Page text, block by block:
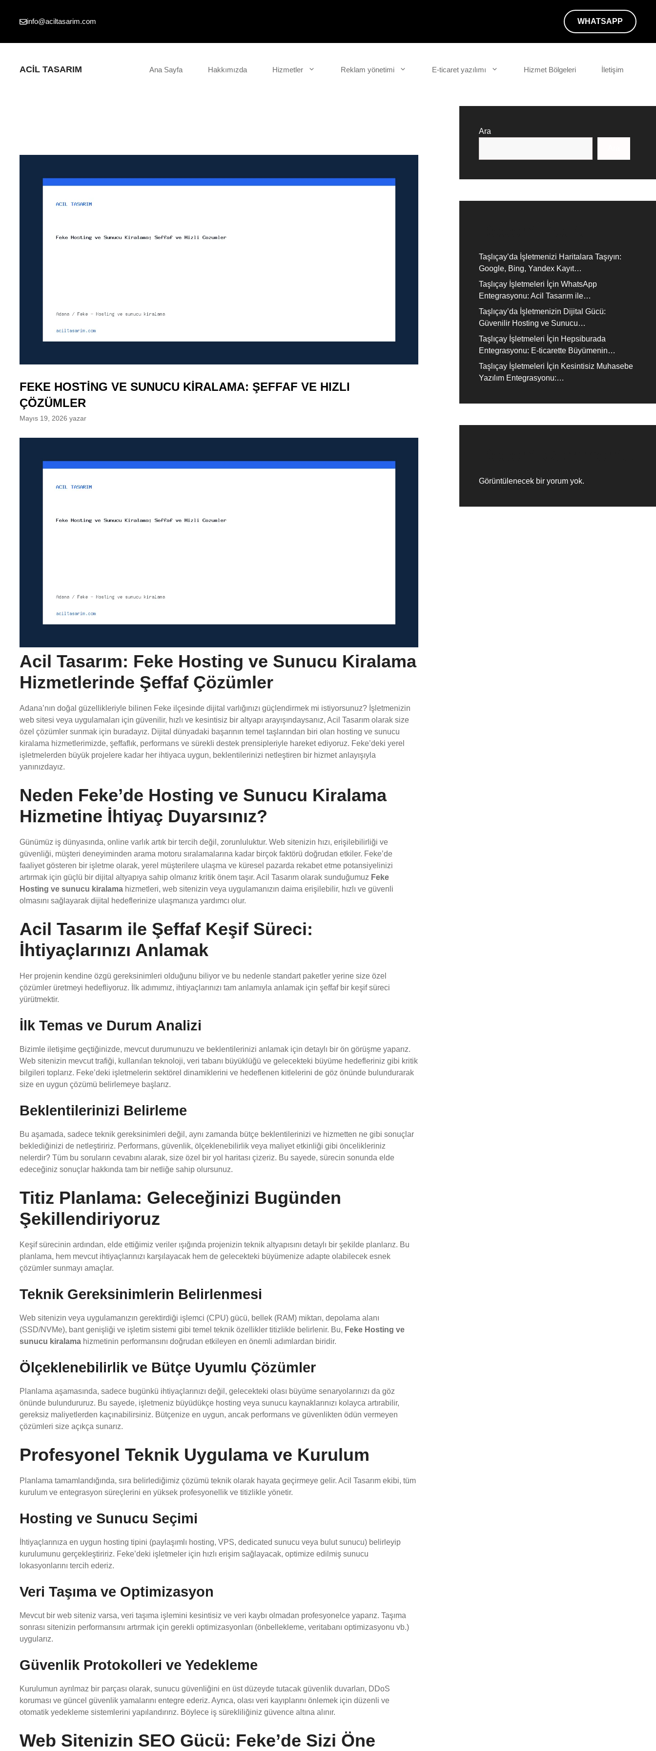
info@aciltasarim.com WHATSAPP
ACIL TASARIM Ana Sayfa Hakkımızda Hizmetler Reklam yönetimi E-ticaret yazılımı Hizmet Bölgeleri İletişim
FEKE HOSTING VE SUNUCU KIRALAMA: ŞEFFAF VE HIZLI
ÇÖZÜMLER
Mayıs 19, 2026 yazar
Acil Tasarım: Feke Hosting ve Sunucu Kiralama
Hizmetlerinde Şeffaf Çözümler
Adana’nın doğal güzellikleriyle bilinen Feke ilçesinde dijital varlığınızı güçlendirmek mi istiyorsunuz? İşletmenizin
web sitesi veya uygulamaları için güvenilir, hızlı ve kesintisiz bir altyapı arayışındaysanız, Acil Tasarım olarak size
özel çözümler sunmak için buradayız. Dijital dünyadaki başarının temel taşlarından biri olan hosting ve sunucu
kiralama hizmetlerimizde, şeffaflık, performans ve sürekli destek prensipleriyle hareket ediyoruz. Feke’deki yerel
işletmelerden büyük projelere kadar her ihtiyaca uygun, beklentilerinizi netleştiren bir hizmet anlayışıyla
yanınızdayız.
Neden Feke’de Hosting ve Sunucu Kiralama
Hizmetine İhtiyaç Duyarsınız?
Günümüz iş dünyasında, online varlık artık bir tercih değil, zorunluluktur. Web sitenizin hızı, erişilebilirliği ve
güvenliği, müşteri deneyiminden arama motoru sıralamalarına kadar birçok faktörü doğrudan etkiler. Feke’de
faaliyet gösteren bir işletme olarak, yerel müşterilere ulaşma ve küresel pazarda rekabet etme potansiyelinizi
artırmak için güçlü bir dijital altyapıya sahip olmanız kritik önem taşır. Acil Tasarım olarak sunduğumuz Feke
Hosting ve sunucu kiralama hizmetleri, web sitenizin veya uygulamanızın daima erişilebilir, hızlı ve güvenli
olmasını sağlayarak dijital hedeflerinize ulaşmanıza yardımcı olur.
Acil Tasarım ile Şeffaf Keşif Süreci:
İhtiyaçlarınızı Anlamak
Her projenin kendine özgü gereksinimleri olduğunu biliyor ve bu nedenle standart paketler yerine size özel
çözümler üretmeyi hedefliyoruz. İlk adımımız, ihtiyaçlarınızı tam anlamıyla anlamak için şeffaf bir keşif süreci
yürütmektir.
İlk Temas ve Durum Analizi
Bizimle iletişime geçtiğinizde, mevcut durumunuzu ve beklentilerinizi anlamak için detaylı bir ön görüşme yaparız.
Web sitenizin mevcut trafiği, kullanılan teknoloji, veri tabanı büyüklüğü ve gelecekteki büyüme hedefleriniz gibi kritik
bilgileri toplarız. Feke’deki işletmelerin sektörel dinamiklerini ve hedeflenen kitlelerini de göz önünde bulundurarak
size en uygun çözümü belirlemeye başlarız.
Beklentilerinizi Belirleme
Bu aşamada, sadece teknik gereksinimleri değil, aynı zamanda bütçe beklentilerinizi ve hizmetten ne gibi sonuçlar
beklediğinizi de netleştiririz. Performans, güvenlik, ölçeklenebilirlik veya maliyet etkinliği gibi öncelikleriniz
nelerdir? Tüm bu soruların cevabını alarak, size özel bir yol haritası çizeriz. Bu sayede, sürecin sonunda elde
edeceğiniz sonuçlar hakkında tam bir netliğe sahip olursunuz.
Titiz Planlama: Geleceğinizi Bugünden
Şekillendiriyoruz
Keşif sürecinin ardından, elde ettiğimiz veriler ışığında projenizin teknik altyapısını detaylı bir şekilde planlarız. Bu
planlama, hem mevcut ihtiyaçlarınızı karşılayacak hem de gelecekteki büyümenize adapte olabilecek esnek
çözümler sunmayı amaçlar.
Teknik Gereksinimlerin Belirlenmesi
Web sitenizin veya uygulamanızın gerektirdiği işlemci (CPU) gücü, bellek (RAM) miktarı, depolama alanı
(SSD/NVMe), bant genişliği ve işletim sistemi gibi temel teknik özellikler titizlikle belirlenir. Bu, Feke Hosting ve
sunucu kiralama hizmetinin performansını doğrudan etkileyen en önemli adımlardan biridir.
Ölçeklenebilirlik ve Bütçe Uyumlu Çözümler
Planlama aşamasında, sadece bugünkü ihtiyaçlarınızı değil, gelecekteki olası büyüme senaryolarınızı da göz
önünde bulundururuz. Bu sayede, işletmeniz büyüdükçe hosting veya sunucu kaynaklarınızı kolayca artırabilir,
gereksiz maliyetlerden kaçınabilirsiniz. Bütçenize en uygun, ancak performans ve güvenlikten ödün vermeyen
çözümleri size açıkça sunarız.
Profesyonel Teknik Uygulama ve Kurulum
Planlama tamamlandığında, sıra belirlediğimiz çözümü teknik olarak hayata geçirmeye gelir. Acil Tasarım ekibi, tüm
kurulum ve entegrasyon süreçlerini en yüksek profesyonellik ve titizlikle yönetir.
Hosting ve Sunucu Seçimi
İhtiyaçlarınıza en uygun hosting tipini (paylaşımlı hosting, VPS, dedicated sunucu veya bulut sunucu) belirleyip
kurulumunu gerçekleştiririz. Feke’deki işletmeler için hızlı erişim sağlayacak, optimize edilmiş sunucu
lokasyonlarını tercih ederiz.
Veri Taşıma ve Optimizasyon
Mevcut bir web siteniz varsa, veri taşıma işlemini kesintisiz ve veri kaybı olmadan profesyonelce yaparız. Taşıma
sonrası sitenizin performansını artırmak için gerekli optimizasyonları (önbellekleme, veritabanı optimizasyonu vb.)
uygularız.
Güvenlik Protokolleri ve Yedekleme
Kurulumun ayrılmaz bir parçası olarak, sunucu güvenliğini en üst düzeyde tutacak güvenlik duvarları, DDoS
koruması ve güncel güvenlik yamalarını entegre ederiz. Ayrıca, olası veri kayıplarını önlemek için düzenli ve
otomatik yedekleme sistemlerini yapılandırırız. Böylece iş sürekliliğiniz güvence altına alınır.
Web Sitenizin SEO Gücü: Feke’de Sizi Öne
Ara
Taşlıçay’da İşletmenizi Haritalara Taşıyın:
Google, Bing, Yandex Kayıt…
Taşlıçay İşletmeleri İçin WhatsApp
Entegrasyonu: Acil Tasarım ile…
Taşlıçay’da İşletmenizin Dijital Gücü:
Güvenilir Hosting ve Sunucu…
Taşlıçay İşletmeleri İçin Hepsiburada
Entegrasyonu: E-ticarette Büyümenin…
Taşlıçay İşletmeleri İçin Kesintisiz Muhasebe
Yazılım Entegrasyonu:…
Görüntülenecek bir yorum yok.